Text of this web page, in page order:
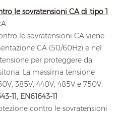
le sovratensioni CA di tipo 1
le sovratensioni CA viene
CA (50/60Hz) e nel
per proteggere da
La massima tensione
385V, 440V, 485V e 750V.
11, EN61643-11
contro le sovratensioni